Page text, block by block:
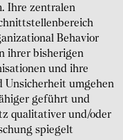
Ihre zentralen
Behavior
ihrer bisherigen
und ihre
umgehen
geführt und
qualitativer und/oder
spiegelt